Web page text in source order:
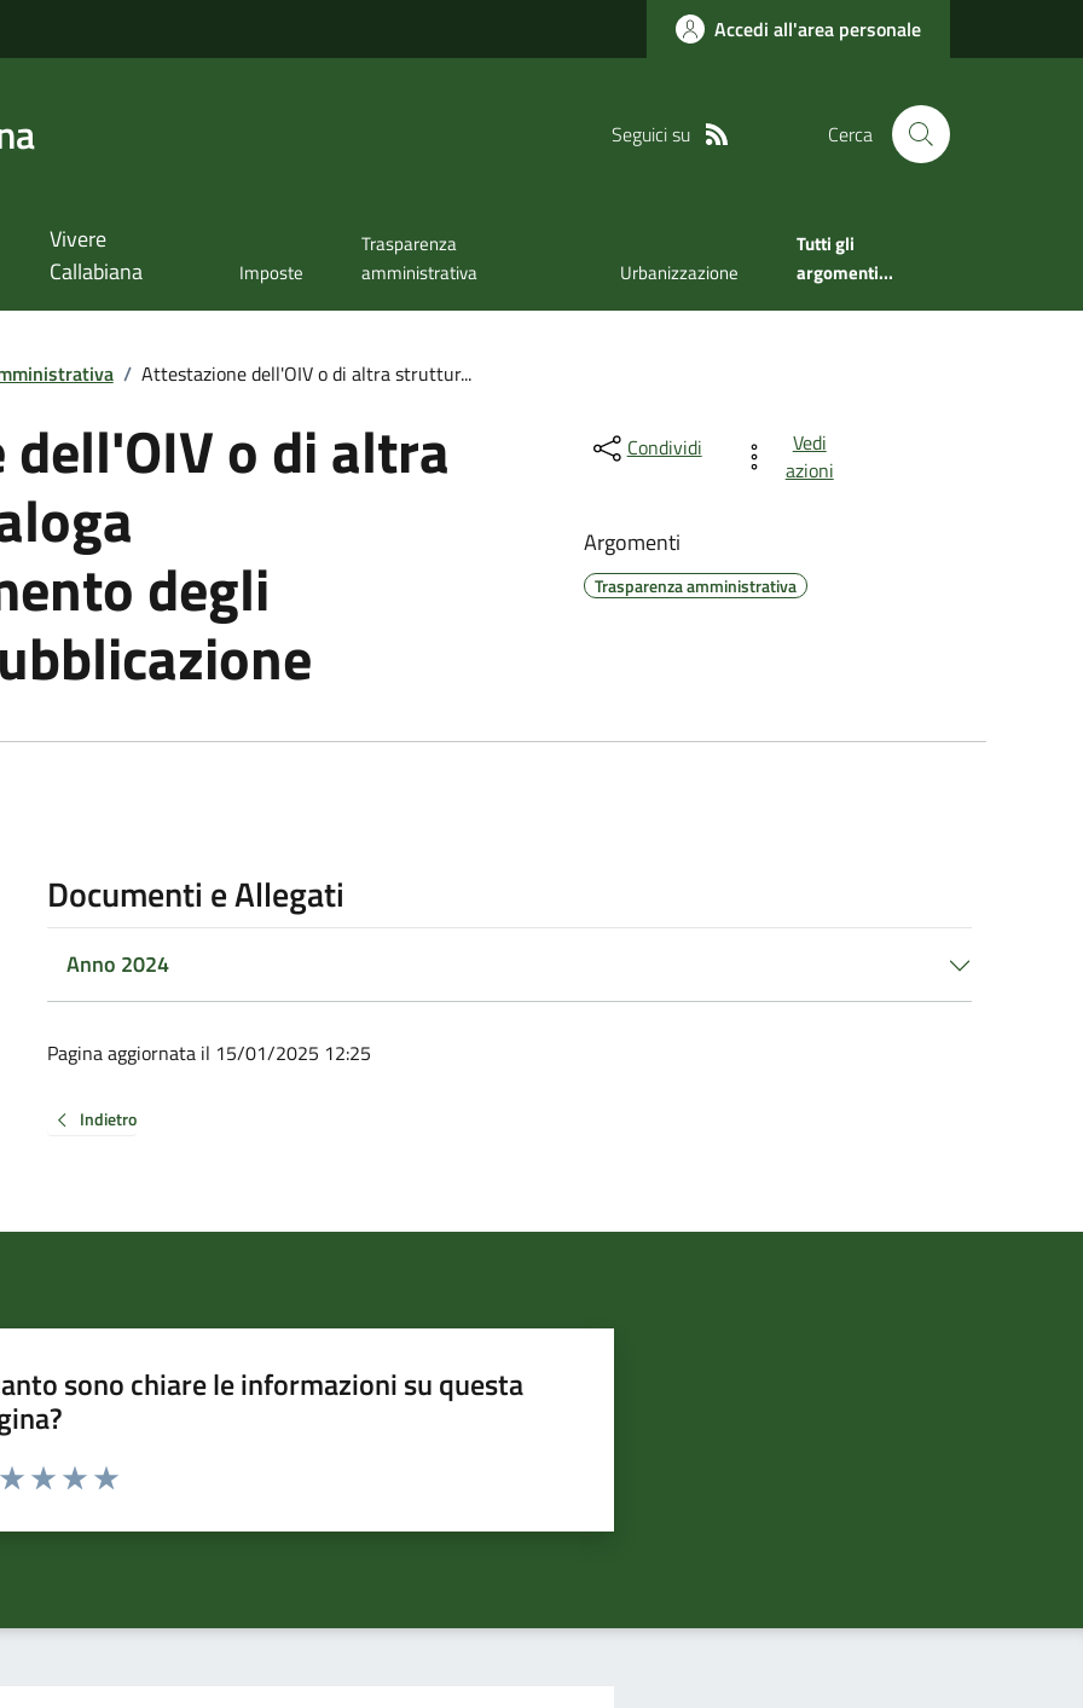
Accedi all'area personale
Seguici su Cerca
Vivere
Callabiana
Imposte
Trasparenza
amministrativa
Urbanizzazione
Tutti gli
argomenti...
/ Attestazione dell'OIV o di altra struttur...
o di altra
degli
Condividi
Vedi
azioni
Argomenti
Trasparenza amministrativa
Documenti e Allegati
Anno 2024
Pagina aggiornata il 15/01/2025 12:25
Indietro
sono chiare le informazioni su questa
da 1 a 5 stelle la pagina